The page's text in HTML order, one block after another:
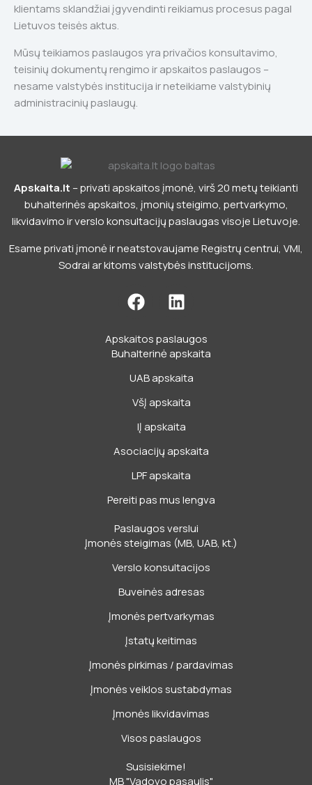
klientams sklandžiai įgyvendinti reikiamus procesus pagal
Lietuvos teisės aktus.
Mūsų teikiamos paslaugos yra privačios konsultavimo,
teisinių dokumentų rengimo ir apskaitos paslaugos –
nesame valstybės institucija ir neteikiame valstybinių
administracinių paslaugų.
Apskaita.lt – privati apskaitos įmonė, virš 20 metų teikianti
buhalterinės apskaitos, įmonių steigimo, pertvarkymo,
likvidavimo ir verslo konsultacijų paslaugas visoje Lietuvoje.
Esame privati įmonė ir neatstovaujame Registrų centrui, VMI,
Sodrai ar kitoms valstybės institucijoms.
F
a
e
b
o
o
k
L
i
k
e
d
i
n
Apskaitos paslaugos
Buhalterinė apskaita
UAB apskaita
VšĮ apskaita
IĮ apskaita
Asociacijų apskaita
LPF apskaita
Pereiti pas mus lengva
Paslaugos verslui
Įmonės steigimas (MB, UAB, kt.)
Verslo konsultacijos
Buveinės adresas
Įmonės pertvarkymas
Įstatų keitimas
Įmonės pirkimas / pardavimas
Įmonės veiklos sustabdymas
Įmonės likvidavimas
Visos paslaugos
Susisiekime!
MB "Vadovo pasaulis"